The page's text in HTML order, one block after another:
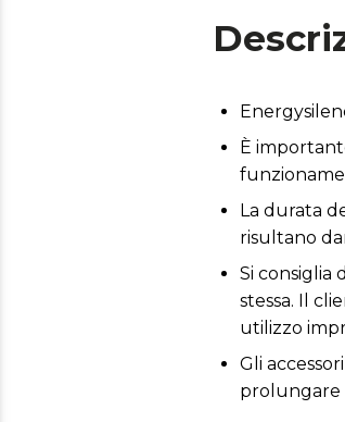
È
La durata
risultano
Si consiglia
stessa. Il
utilizzo
Gli
prolungare